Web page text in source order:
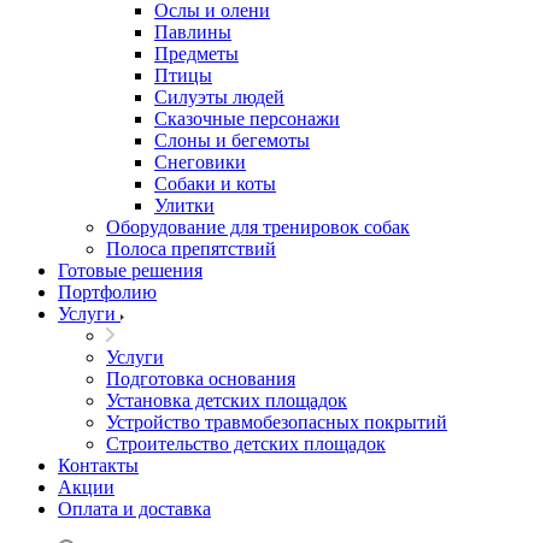
Ослы и олени
Павлины
Предметы
Птицы
Силуэты людей
Сказочные персонажи
Слоны и бегемоты
Снеговики
Собаки и коты
Улитки
Оборудование для тренировок собак
Полоса препятствий
Готовые решения
Портфолию
Услуги
Услуги
Подготовка основания
Установка детских площадок
Устройство травмобезопасных покрытий
Строительство детских площадок
Контакты
Акции
Оплата и доставка